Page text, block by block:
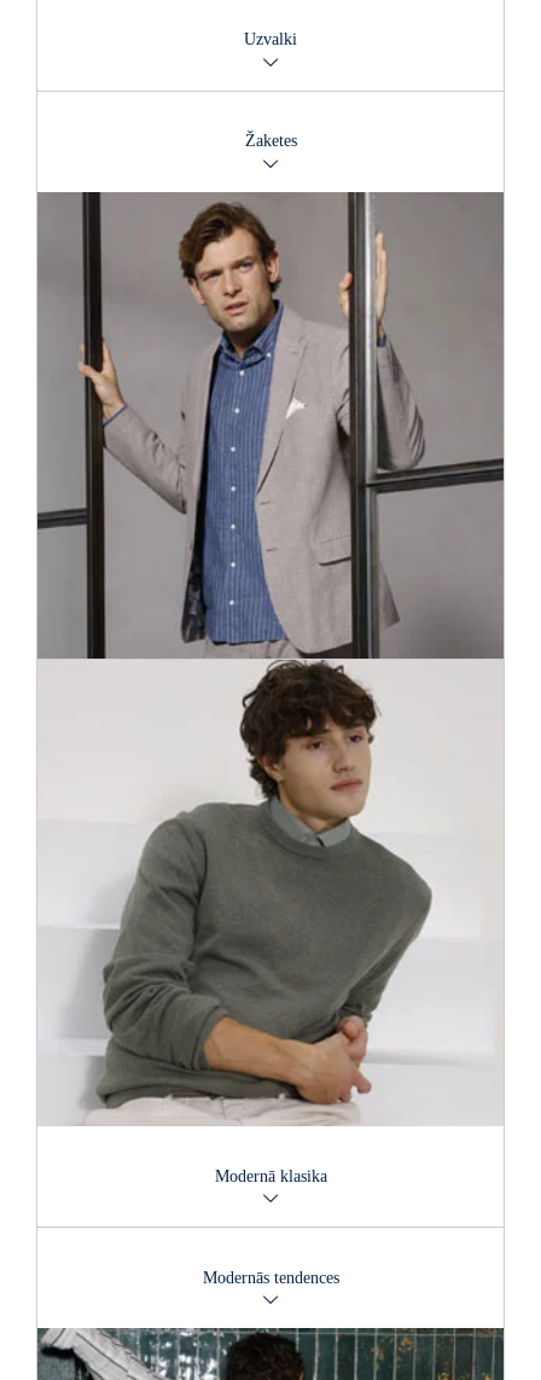
Uzvalki
pārliecinoši. Piedāvājam izvēlēties no aptuveni 650 dažādiem
Žaketes
Svarīgi ir labi justies arī formālos pasākumos – modernās
žaketes ir elegantas, smalkas un ērtas.
Modernā klasika
kvalitāti atbilst pat visaugstākajām prasībām. To acīmredzami
pierāda Boss, Drykorn, Hugo un Tiger of Sweden dizaineru
Modernās tendences